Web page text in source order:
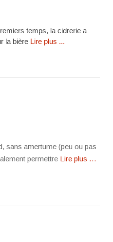
temps, la cidrerie a
la bière Lire plus ...
sans amertume (peu ou pas
permettre Lire plus …